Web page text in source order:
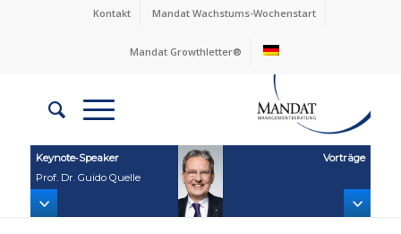
Kontakt Mandat Wachstums-Wochenstart
Mandat Growthletter®
Keynote‑Speaker
Prof. Dr. Guido Quelle
Vorträge